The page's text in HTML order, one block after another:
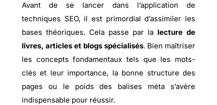
Avant de se lancer dans l’application de
techniques SEO, il est primordial d’assimiler les
bases théoriques. Cela passe par la lecture de
livres, articles et blogs spécialisés. Bien maîtriser
les concepts fondamentaux tels que les mots-
clés et leur importance, la bonne structure des
pages ou le poids des balises méta s’avère
indispensable pour réussir.